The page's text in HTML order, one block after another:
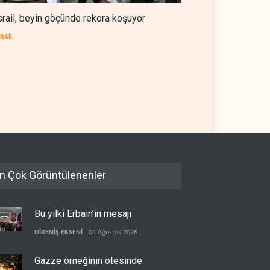
beyin göçünde rekora koşuyor
Çok Görüntülenenler
Bu yılki Erbain’in mesajı
DİRENİŞ EKSENİ 04 Ağustos 2026
Gazze örneğinin ötesinde